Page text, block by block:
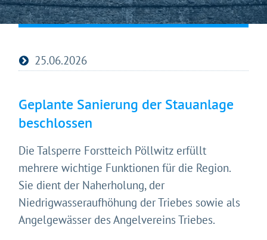
25.06.2026
Geplante Sanierung der Stauanlage
beschlossen
Die Talsperre Forstteich Pöllwitz erfüllt
mehrere wichtige Funktionen für die Region.
Sie dient der Naherholung, der
Niedrigwasseraufhöhung der Triebes sowie als
Angelgewässer des Angelvereins Triebes.